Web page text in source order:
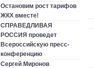
Остановим рост тарифов
ЖКХ вместе!
СПРАВЕДЛИВАЯ
РОССИЯ проведет
Всероссийскую пресс-
конференцию
Сергей Миронов